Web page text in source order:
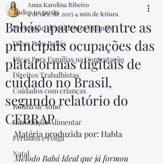
Todos os posts
Prevenção de acidentes infantis
Dicas Para Babás
Dicas Para Famílias na Contratação
Direitos Trabalhistas
Cuidados com crianças
Rotina de Sono
Introdução Alimentar
Feriados e Folga
Natal
Babás aparecem entre as
principais ocupações das
plataformas digitais de
cuidado no Brasil,
segundo relatório do
CEBRAP
Anna Karolina Ribeiro
4 de dez. de 20254 min de leitura
Matéria produzida por: Habla
Método Babá Ideal que já formou